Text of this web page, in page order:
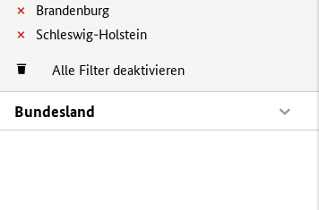
Brandenburg
Schleswig-Holstein
Alle Filter deaktivieren
Bundesland